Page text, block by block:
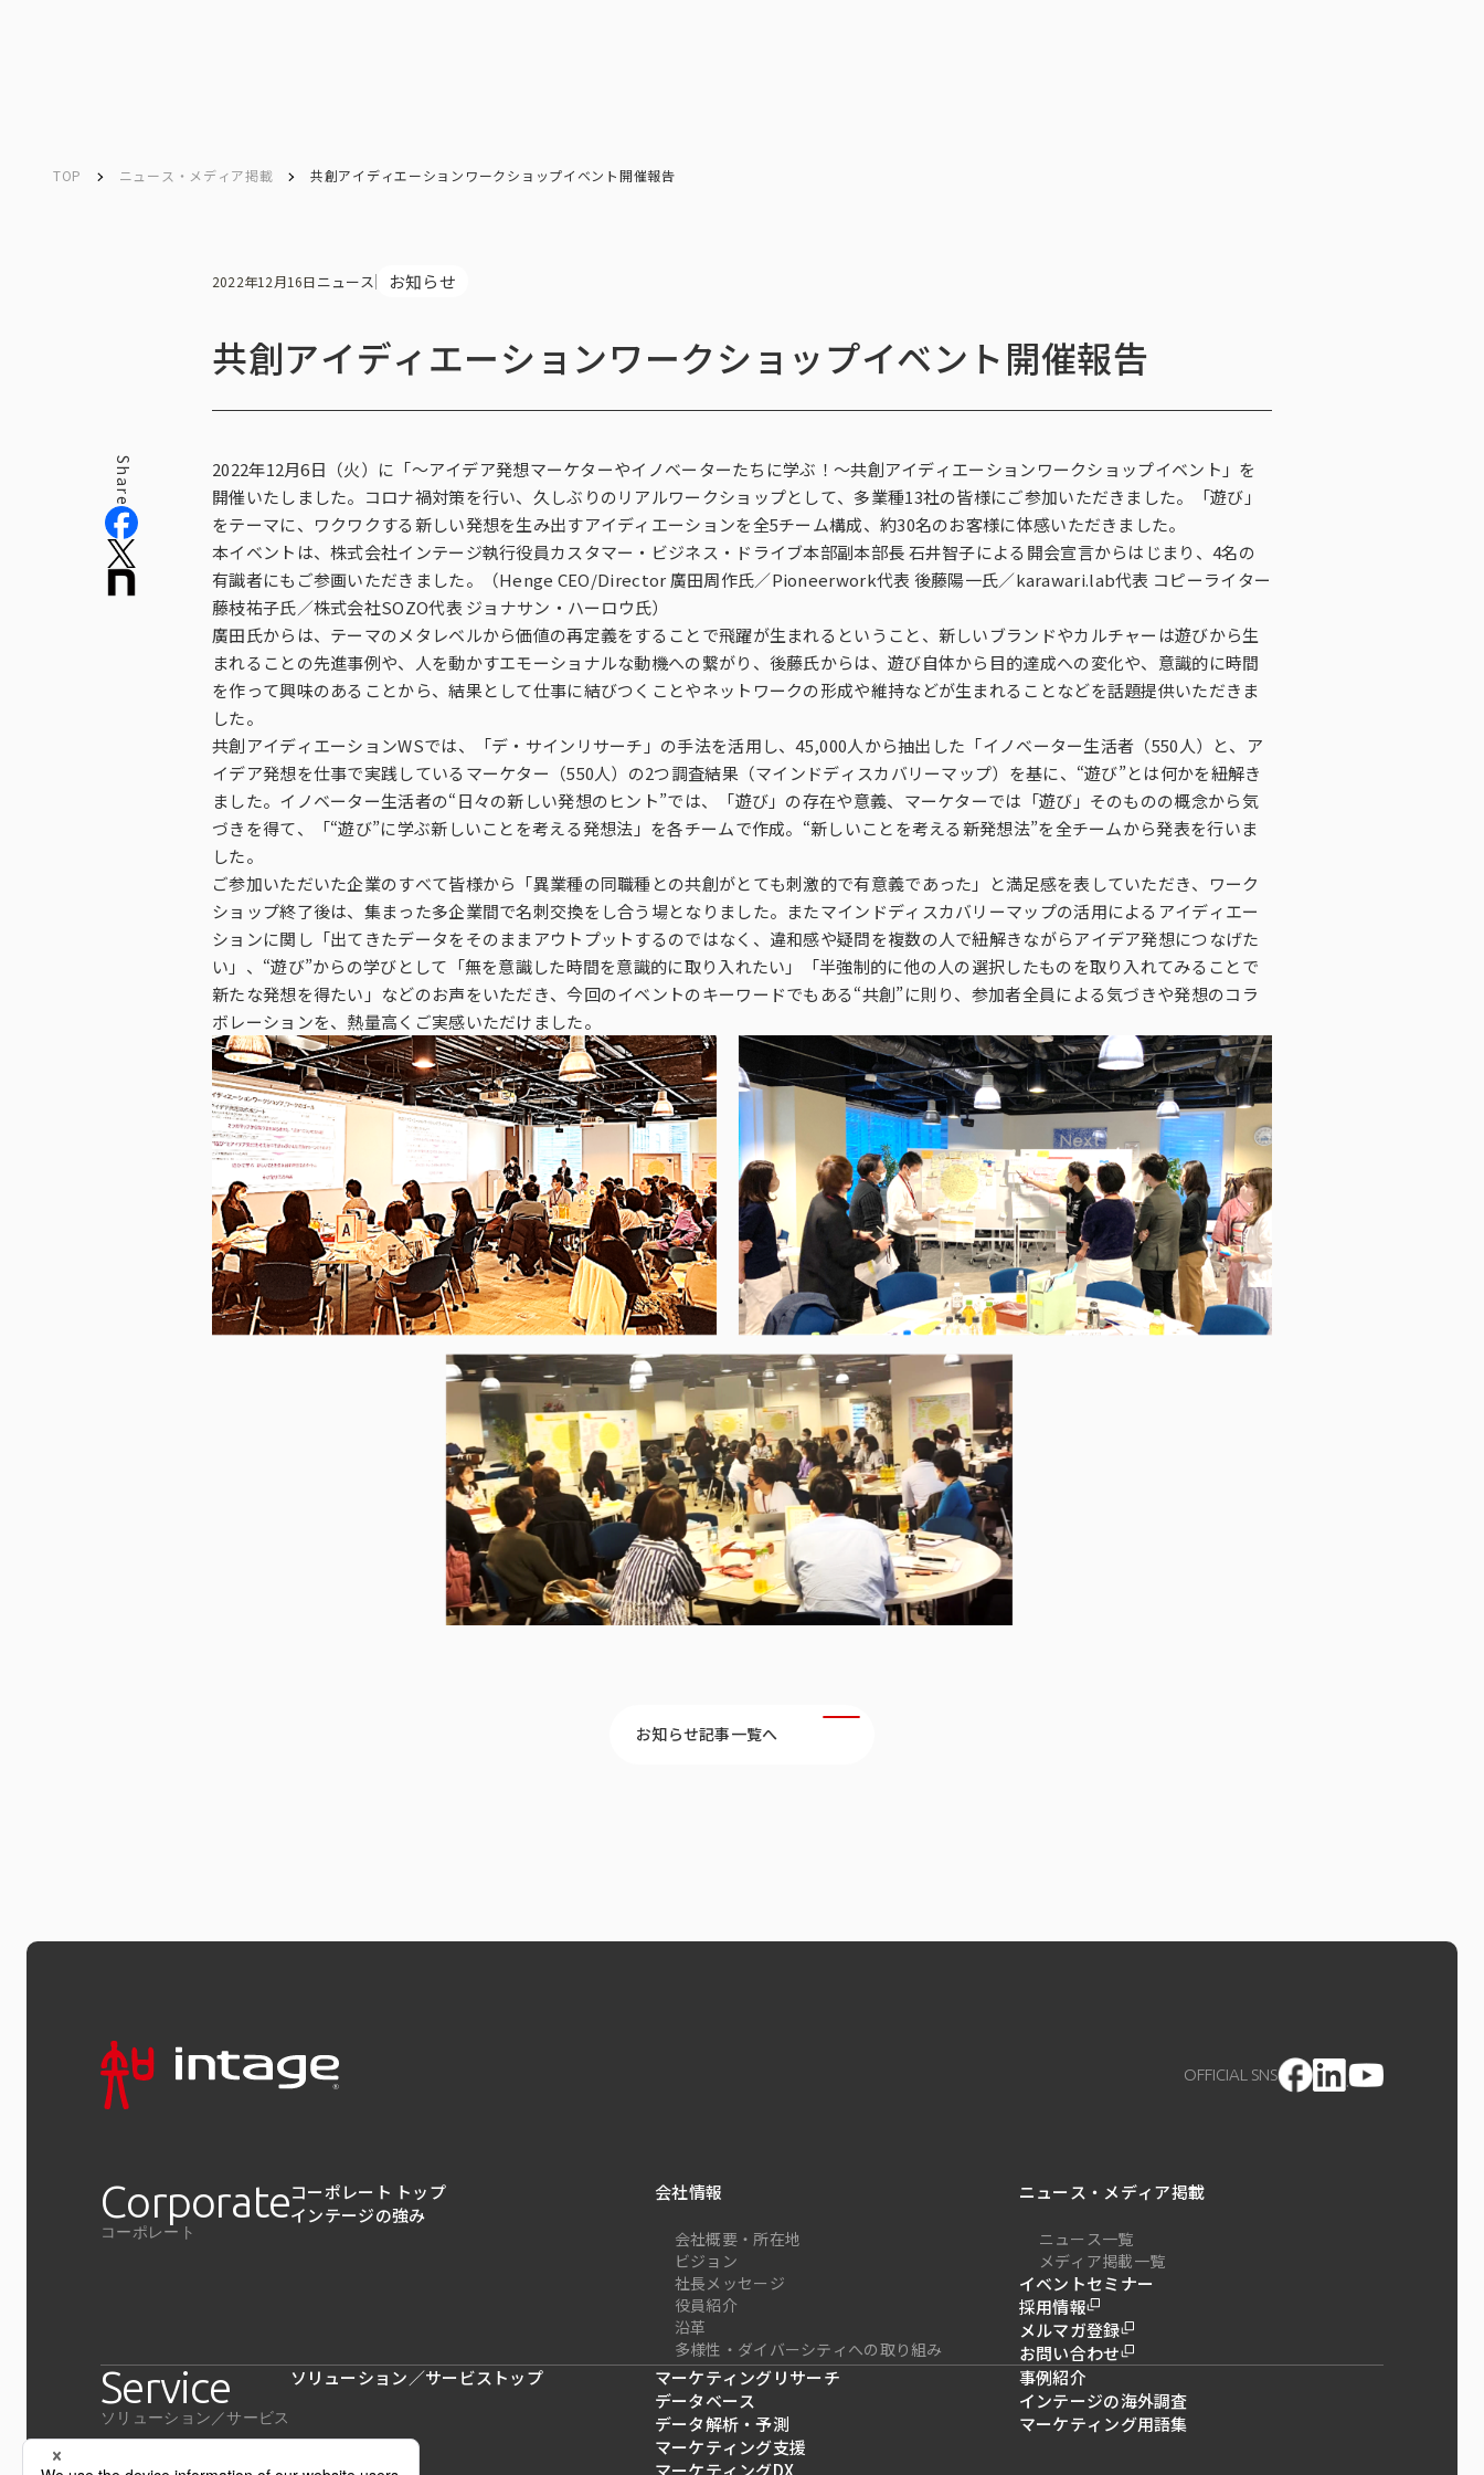
会社概要・所在地 ビジョン 社長メッセージ
役員紹介 沿革
多様性・ダイバーシティへの取り組
み
TOP ニュース・メディア掲載 共創アイディエーションワークショップイベント開催報告
2022年12月16日ニュース お知らせ
共創アイディエーションワークショップイベント開催報告
Share
2022年12月6日（火）に「～アイデア発想マーケターやイノベーターたちに学ぶ！～共創アイディエーションワークショップイベント」を
開催いたしました。コロナ禍対策を行い、久しぶりのリアルワークショップとして、多業種13社の皆様にご参加いただきました。「遊び」
をテーマに、ワクワクする新しい発想を生み出すアイディエーションを全5チーム構成、約30名のお客様に体感いただきました。
本イベントは、株式会社インテージ執行役員カスタマー・ビジネス・ドライブ本部副本部長 石井智子による開会宣言からはじまり、4名の
有識者にもご参画いただきました。（Henge CEO/Director 廣田周作氏／Pioneerwork代表 後藤陽一氏／karawari.lab代表 コピーライター
藤枝祐子氏／株式会社SOZO代表 ジョナサン・ハーロウ氏）
廣田氏からは、テーマのメタレベルから価値の再定義をすることで飛躍が生まれるということ、新しいブランドやカルチャーは遊びから生
まれることの先進事例や、人を動かすエモーショナルな動機への繋がり、後藤氏からは、遊び自体から目的達成への変化や、意識的に時間
を作って興味のあることから、結果として仕事に結びつくことやネットワークの形成や維持などが生まれることなどを話題提供いただきま
した。
共創アイディエーションWSでは、「デ・サインリサーチ」の手法を活用し、45,000人から抽出した「イノベーター生活者（550人）と、ア
イデア発想を仕事で実践しているマーケター（550人）の2つ調査結果（マインドディスカバリーマップ）を基に、“遊び”とは何かを紐解き
ました。イノベーター生活者の“日々の新しい発想のヒント”では、「遊び」の存在や意義、マーケターでは「遊び」そのものの概念から気
づきを得て、「“遊び”に学ぶ新しいことを考える発想法」を各チームで作成。“新しいことを考える新発想法”を全チームから発表を行いま
した。
ご参加いただいた企業のすべて皆様から「異業種の同職種との共創がとても刺激的で有意義であった」と満足感を表していただき、ワーク
ショップ終了後は、集まった多企業間で名刺交換をし合う場となりました。またマインドディスカバリーマップの活用によるアイディエー
ションに関し「出てきたデータをそのままアウトプットするのではなく、違和感や疑問を複数の人で紐解きながらアイデア発想につなげた
い」、“遊び”からの学びとして「無を意識した時間を意識的に取り入れたい」「半強制的に他の人の選択したものを取り入れてみることで
新たな発想を得たい」などのお声をいただき、今回のイベントのキーワードでもある“共創”に則り、参加者全員による気づきや発想のコラ
ボレーションを、熱量高くご実感いただけました。
お知らせ記事一覧へ
OFFICIAL SNS
Corporate
コーポレート
コーポレート トップ
インテージの強み
会社情報
会社概要・所在地
ビジョン
社長メッセージ
役員紹介
沿革
多様性・ダイバーシティへの取り組み
ニュース・メディア掲載
ニュース一覧
メディア掲載一覧
イベントセミナー
採用情報
メルマガ登録
お問い合わせ
Service
ソリューション／サービス
ソリューション／サービストップ
マーケティングリサーチ
データベース
データ解析・予測
マーケティング支援
マーケティングDX
事例紹介
インテージの海外調査
マーケティング用語集